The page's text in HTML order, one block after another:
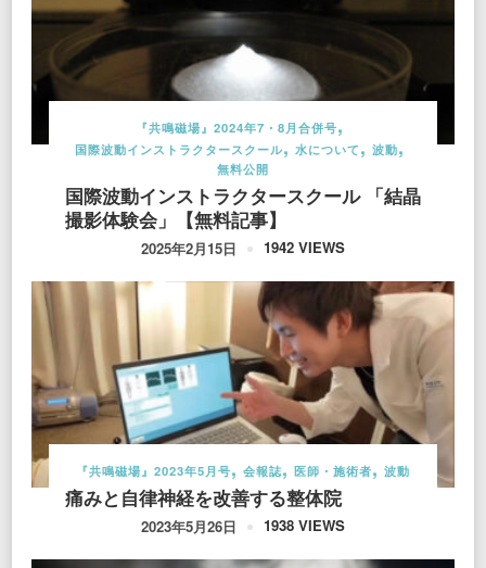
『共鳴磁場』2024年7・8月合併号
国際波動インストラクタースクール
水について
波動
無料公開
国際波動インストラクタースクール 「結晶
撮影体験会」【無料記事】
2025年2月15日 1942 VIEWS
『共鳴磁場』2023年5月号 会報誌 医師・施術者 波動
痛みと自律神経を改善する整体院
2023年5月26日 1938 VIEWS